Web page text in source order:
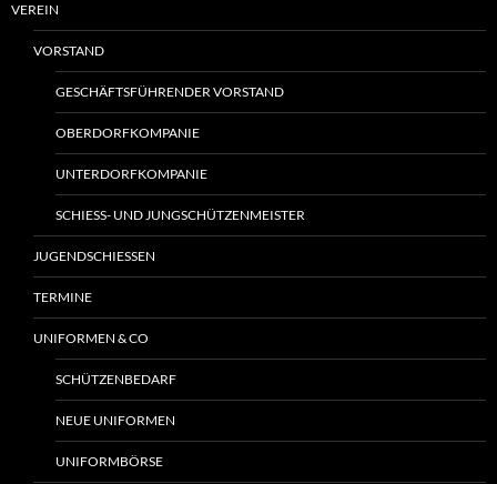
VEREIN
VORSTAND
GESCHÄFTSFÜHRENDER VORSTAND
OBERDORFKOMPANIE
UNTERDORFKOMPANIE
SCHIESS- UND JUNGSCHÜTZENMEISTER
JUGENDSCHIESSEN
TERMINE
UNIFORMEN & CO
SCHÜTZENBEDARF
NEUE UNIFORMEN
UNIFORMBÖRSE